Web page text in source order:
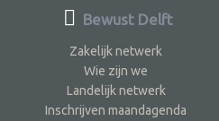
Bewust Delft
Zakelijk netwerk
Wie zijn we
Landelijk netwerk
Inschrijven maandagenda